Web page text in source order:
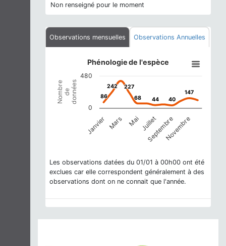
Non renseigné pour le moment
Observations mensuelles Observations Annuelles
View as data table, Phénologie de l'espèce
The chart has 1 X axis displaying categories.
The chart has 1 Y axis displaying Nombre de données.
Nombre de données
Phénologie de l'espèce
86
86
242
242 227
227
68
68 44
44 40
40
147
147
Janvier Mars Mai Juillet
SeptembreNovembre
0
480
Les observations datées du 01/01 à 00h00 ont été
exclues car elle correspondent généralement à des
observations dont on ne connait que l'année.